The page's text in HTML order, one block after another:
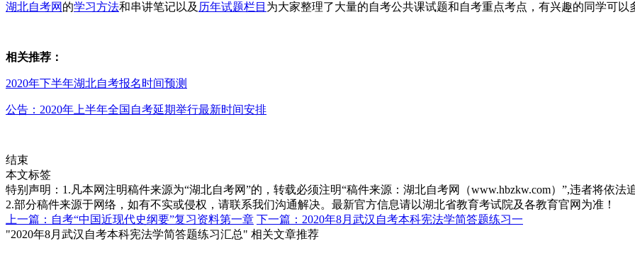
湖北自考网 的学习方法和串讲笔记以及 历年试题栏目 为大家整理了大量的自考公共课试题和自考重点考点，有兴趣的同学可以
相关推荐：
2020年下半年湖北自考报名时间预测
公告：2020年上半年全国自考延期举行最新时间安排
结束
本文标签
特别声明：1.凡本网注明稿件来源为“湖北自考网”的，转载必须注明“稿件来源：湖北自考网（www.hbzkw.com）”,违者将依法
2.部分稿件来源于网络，如有不实或侵权，请联系我们沟通解决。最新官方信息请以湖北省教育考试院及各教育官网为准！
上一篇：自考“中国近现代史纲要”复习资料第一章 下一篇：2020年8月武汉自考本科宪法学简答题练习一
"2020年8月武汉自考本科宪法学简答题练习汇总" 相关文章推荐